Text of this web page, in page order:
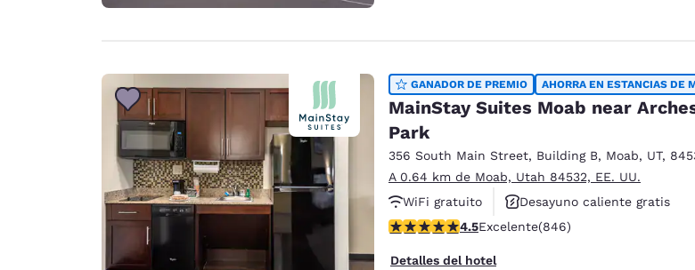
GANADOR DE PREMIO AHORRA EN ESTANCIAS DE
MainStay Suites Moab near
Park
356 South Main Street, Building B, Moab, UT,
A 0.64 km de Moab, Utah 84532, EE. UU.
WiFi gratuito
Desayuno caliente gratis
Piscina al aire libre
calificación de 4.53 estrellas. Excelente. 846
4.5Excelente(846)
Detalles del hotel